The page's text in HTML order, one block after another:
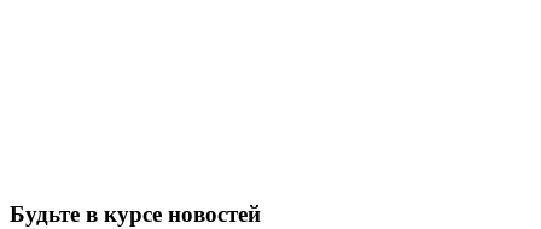
Будьте в курсе новостей